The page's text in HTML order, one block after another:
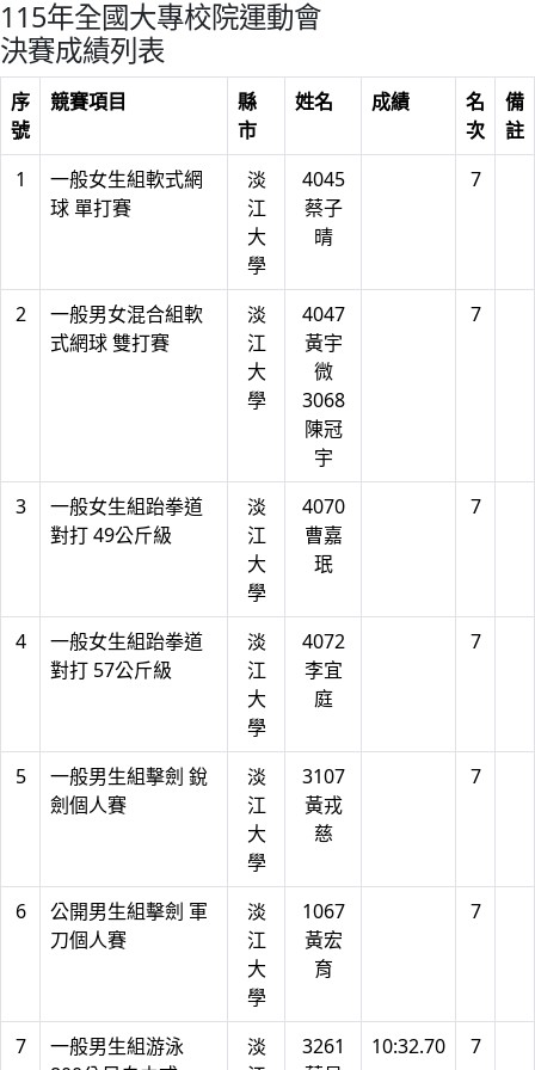
115年全國大專校院運動會
決賽成績列表
序
號
競賽項目
縣
市
姓名 成績
名
次
備
註
1
一般女生組軟式網
球 單打賽
淡
江
大
學
4045
蔡子
晴
7
2
一般男女混合組軟
式網球 雙打賽
淡
江
大
學
4047
黃宇
微
3068
陳冠
宇
7
3
一般女生組跆拳道
對打 49公斤級
淡
江
大
學
4070
曹嘉
珉
7
4
一般女生組跆拳道
對打 57公斤級
淡
江
大
學
4072
李宜
庭
7
5
一般男生組擊劍 銳
劍個人賽
淡
江
大
學
3107
黃戎
慈
7
6
公開男生組擊劍 軍
刀個人賽
淡
江
大
學
1067
黃宏
育
7
7
一般男生組游泳
淡
3261
10:32.70 7